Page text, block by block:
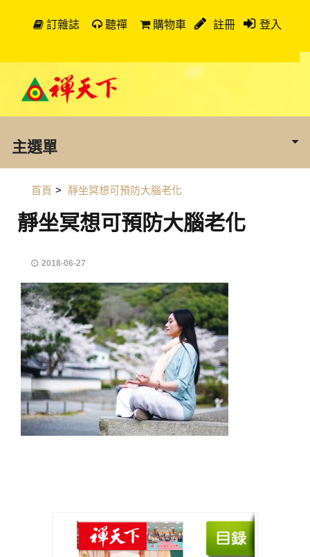
訂雜誌 聽禪 購物車 註冊 登入
主選單
首頁 > 靜坐冥想可預防大腦老化
靜坐冥想可預防大腦老化
2018-06-27